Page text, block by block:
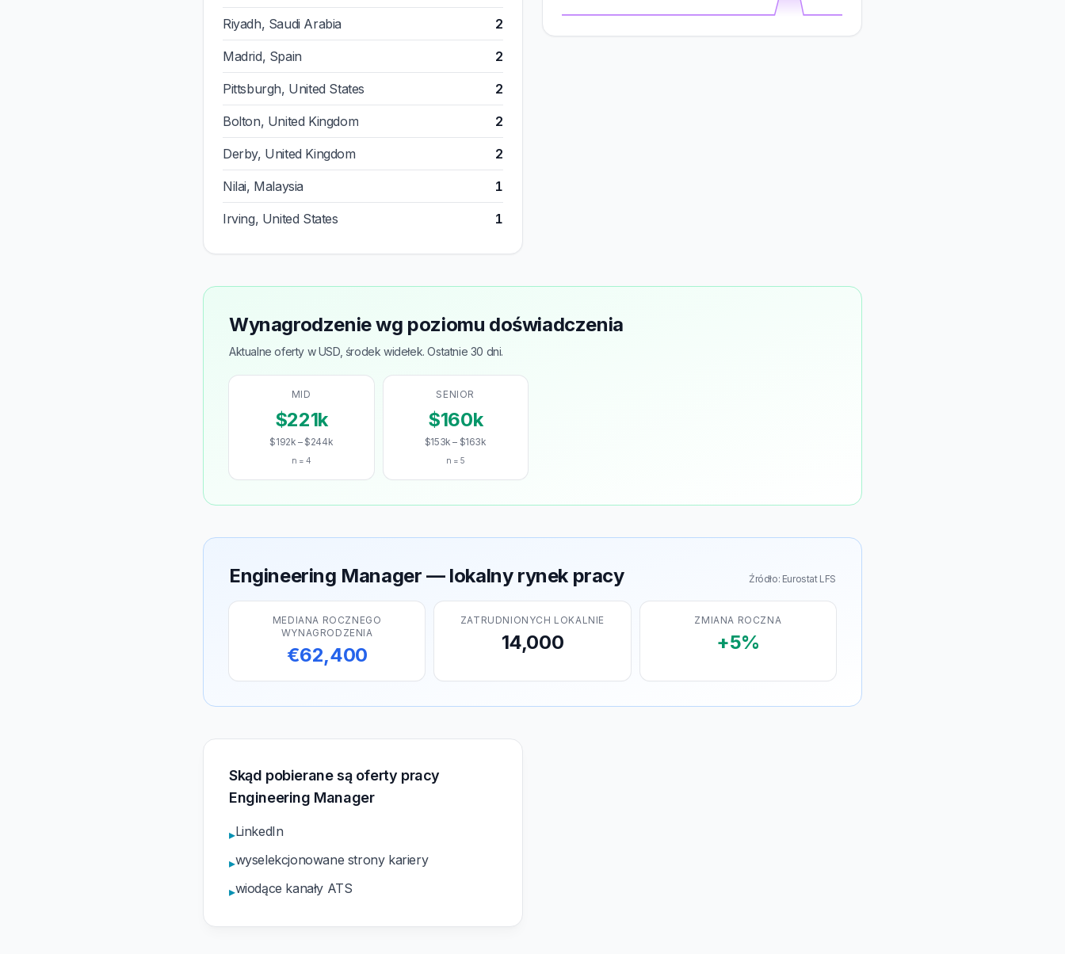
Riyadh, Saudi Arabia 2
Madrid, Spain 2
Pittsburgh, United States 2
Bolton, United Kingdom 2
Derby, United Kingdom 2
Nilai, Malaysia 1
Irving, United States 1
Wynagrodzenie wg poziomu doświadczenia
Aktualne oferty w USD, środek widełek. Ostatnie 30 dni.
MID
$221k
$192k – $244k
n = 4
SENIOR
$160k
$153k – $163k
n = 5
Engineering Manager — lokalny rynek pracy Źródło: Eurostat LFS
MEDIANA ROCZNEGO
WYNAGRODZENIA
€62,400
ZATRUDNIONYCH LOKALNIE
14,000
ZMIANA ROCZNA
+5%
Skąd pobierane są oferty pracy
Engineering Manager
▸LinkedIn
▸wyselekcjonowane strony kariery
▸wiodące kanały ATS